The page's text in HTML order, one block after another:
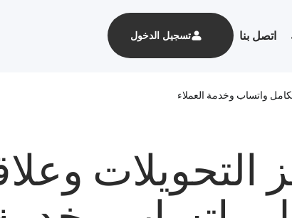
اتصل بنا تسجيل الدخول
واتساب وخدمة العملاء
التحويلات